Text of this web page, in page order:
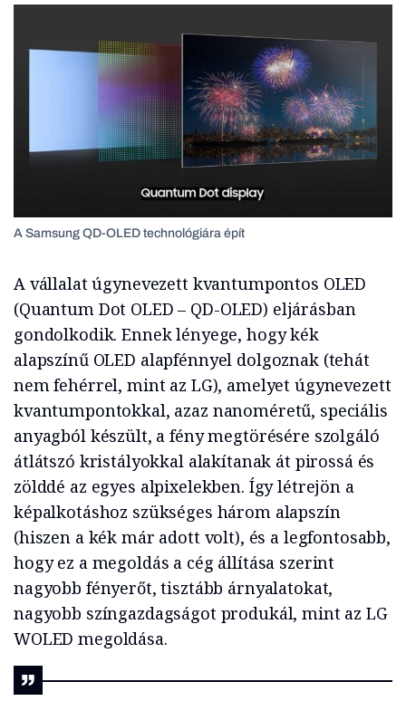
A Samsung QD-OLED technológiára épít
A vállalat úgynevezett kvantumpontos OLED
(Quantum Dot OLED – QD-OLED) eljárásban
gondolkodik. Ennek lényege, hogy kék
alapszínű OLED alapfénnyel dolgoznak (tehát
nem fehérrel, mint az LG), amelyet úgynevezett
kvantumpontokkal, azaz nanoméretű, speciális
anyagból készült, a fény megtörésére szolgáló
átlátszó kristályokkal alakítanak át pirossá és
zölddé az egyes alpixelekben. Így létrejön a
képalkotáshoz szükséges három alapszín
(hiszen a kék már adott volt), és a legfontosabb,
hogy ez a megoldás a cég állítása szerint
nagyobb fényerőt, tisztább árnyalatokat,
nagyobb színgazdagságot produkál, mint az LG
WOLED megoldása.